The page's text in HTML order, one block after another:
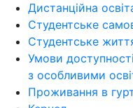
Дистанційна
Студентське
Студентське
Умови
з особливими
Проживання в